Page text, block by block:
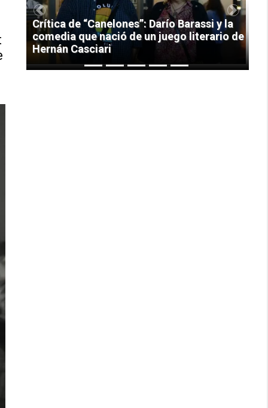
Crítica de “Canelones”: Darío Barassi y la
comedia que nació de un juego literario de
Hernán Casciari
Previous Next